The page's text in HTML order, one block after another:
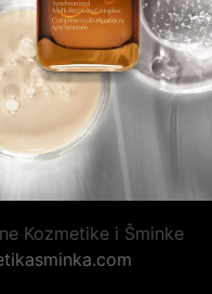
Kozmetike i Šminke